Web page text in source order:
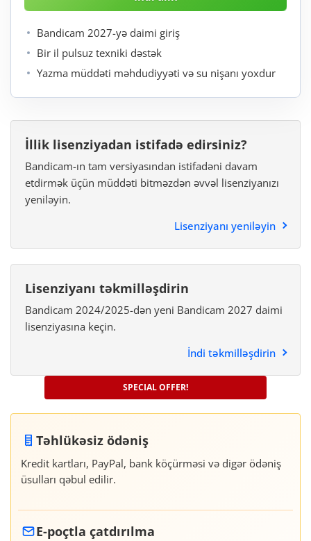
Bandicam 2027-yə daimi giriş
Bir il pulsuz texniki dəstək
Yazma müddəti məhdudiyyəti və su nişanı yoxdur
İllik lisenziyadan istifadə edirsiniz?
Bandicam-ın tam versiyasından istifadəni davam
etdirmək üçün müddəti bitməzdən əvvəl lisenziyanızı
yeniləyin.
Lisenziyanı yeniləyin
Lisenziyanı təkmilləşdirin
Bandicam 2024/2025-dən yeni Bandicam 2027 daimi
lisenziyasına keçin.
İndi təkmilləşdirin
SPECIAL OFFER!
Təhlükəsiz ödəniş
Kredit kartları, PayPal, bank köçürməsi və digər ödəniş
üsulları qəbul edilir.
E-poçtla çatdırılma